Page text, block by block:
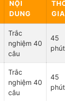
NỘI
DUNG
Trắc
nghiệm 40
câu
45
phút
Trắc
nghiệm 40
câu
45
phút